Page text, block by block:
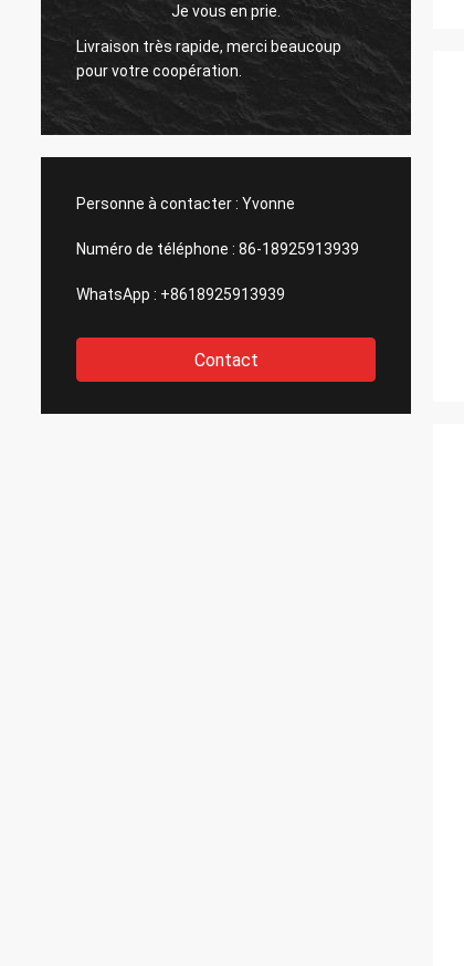
Je vous en prie.
Livraison très rapide, merci beaucoup
pour votre coopération.
Personne à contacter : Yvonne
Numéro de téléphone : 86-18925913939
WhatsApp : +8618925913939
Contact